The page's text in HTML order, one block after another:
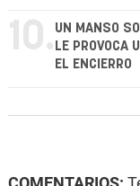
10. UN MANSO
LE PROVOCA
EL ENCIERRO